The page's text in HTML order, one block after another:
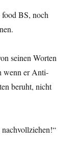
BS, noch
seinen Worten
wenn er Anti-
beruht, nicht